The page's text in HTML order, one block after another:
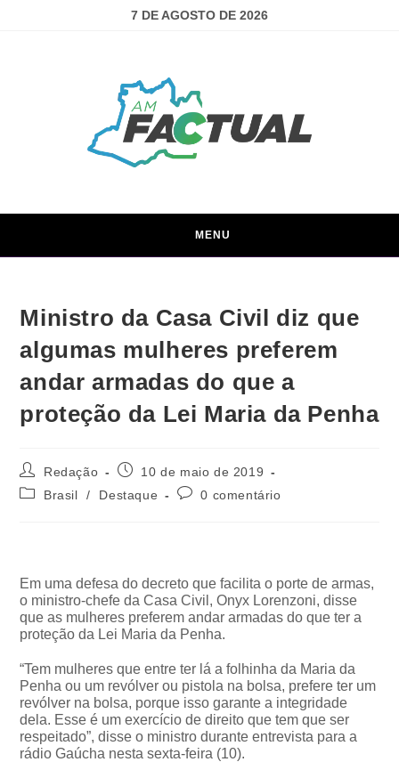
7 DE AGOSTO DE 2026
MENU
Ministro da Casa Civil diz que
algumas mulheres preferem
andar armadas do que a
proteção da Lei Maria da Penha
Redação
10 de maio de 2019
Brasil
/ Destaque 0 comentário
Em uma defesa do decreto que facilita o porte de armas,
o ministro-chefe da Casa Civil, Onyx Lorenzoni, disse
que as mulheres preferem andar armadas do que ter a
proteção da Lei Maria da Penha.
“Tem mulheres que entre ter lá a folhinha da Maria da
Penha ou um revólver ou pistola na bolsa, prefere ter um
revólver na bolsa, porque isso garante a integridade
dela. Esse é um exercício de direito que tem que ser
respeitado”, disse o ministro durante entrevista para a
rádio Gaúcha nesta sexta-feira (10).